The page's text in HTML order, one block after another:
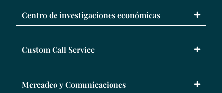
Centro de investigaciones económicas
Custom Call Service
Mercadeo y Comunicaciones